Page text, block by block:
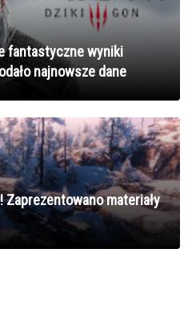
fantastyczne wyniki
najnowsze dane
Zaprezentowano materiały